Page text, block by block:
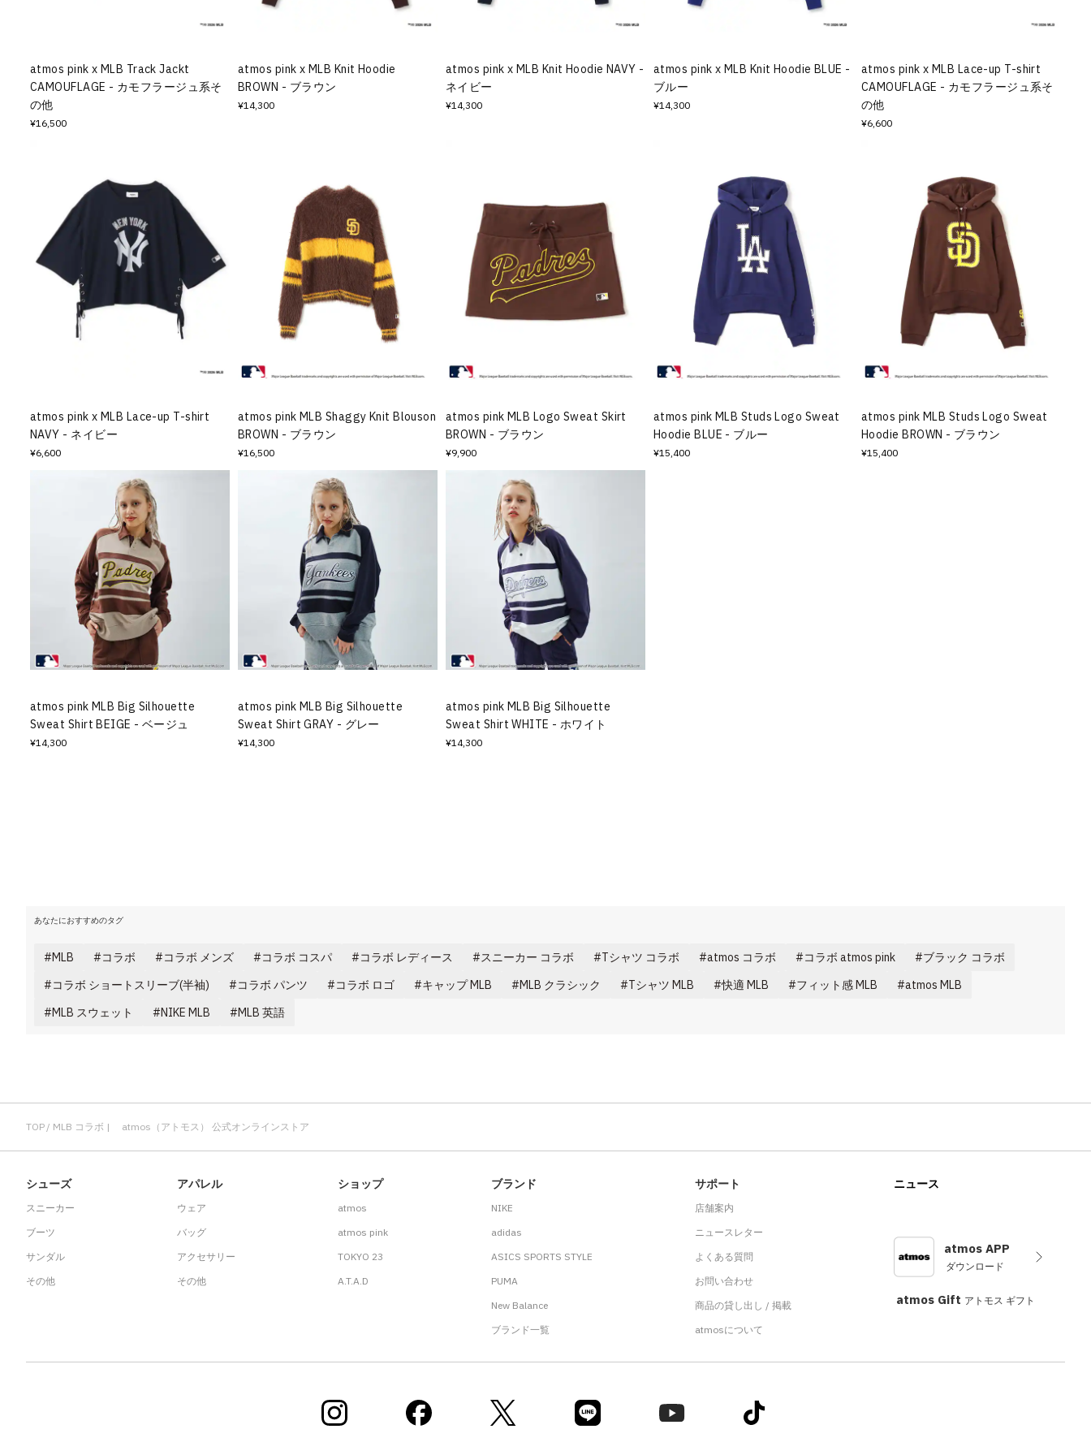
atmos pink x MLB Track Jackt
CAMOUFLAGE - カモフラージュ系そ
の他
¥16,500
atmos pink x MLB Knit Hoodie
BROWN - ブラウン
¥14,300
atmos pink x MLB Knit Hoodie NAVY -
ネイビー
¥14,300
atmos pink x MLB Knit Hoodie BLUE -
ブルー
¥14,300
atmos pink x MLB Lace-up T-shirt
CAMOUFLAGE - カモフラージュ系そ
の他
¥6,600
atmos pink x MLB Lace-up T-shirt
NAVY - ネイビー
¥6,600
atmos pink MLB Shaggy Knit Blouson
BROWN - ブラウン
¥16,500
atmos pink MLB Logo Sweat Skirt
BROWN - ブラウン
¥9,900
atmos pink MLB Studs Logo Sweat
Hoodie BLUE - ブルー
¥15,400
atmos pink MLB Studs Logo Sweat
Hoodie BROWN - ブラウン
¥15,400
atmos pink MLB Big Silhouette
Sweat Shirt BEIGE - ベージュ
¥14,300
atmos pink MLB Big Silhouette
Sweat Shirt GRAY - グレー
¥14,300
atmos pink MLB Big Silhouette
Sweat Shirt WHITE - ホワイト
¥14,300
あなたにおすすめのタグ
MLB コラボ コラボ メンズ コラボ コスパ コラボ レディース スニーカー コラボ Tシャツ コラボ atmos コラボ コラボ atmos pink
ブラック コラボ
コラボ ショートスリーブ(半袖)
コラボ パンツ コラボ ロゴ キャップ MLB MLB クラシック Tシャツ MLB 快適 MLB フィット感 MLB
atmos MLB
MLB スウェット
NIKE MLB MLB 英語
TOP MLB コラボ | atmos（アトモス） 公式オンラインストア
シューズ
スニーカー
ブーツ
サンダル
その他
アパレル
ウェア
バッグ
アクセサリー
その他
ショップ
atmos
atmos pink
TOKYO 23
A.T.A.D
ブランド
NIKE
adidas
ASICS SPORTS STYLE
PUMA
New Balance
ブランド一覧
サポート
店舗案内
ニュースレター
よくある質問
お問い合わせ
商品の貸し出し / 掲載
atmosについて
ニュース
atmos APP
ダウンロード
atmos Gift アトモス ギフト